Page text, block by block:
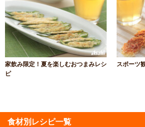
家飲み限定！夏を楽しむおつまみレシ
ピ
スポーツ
食材別レシピ一覧